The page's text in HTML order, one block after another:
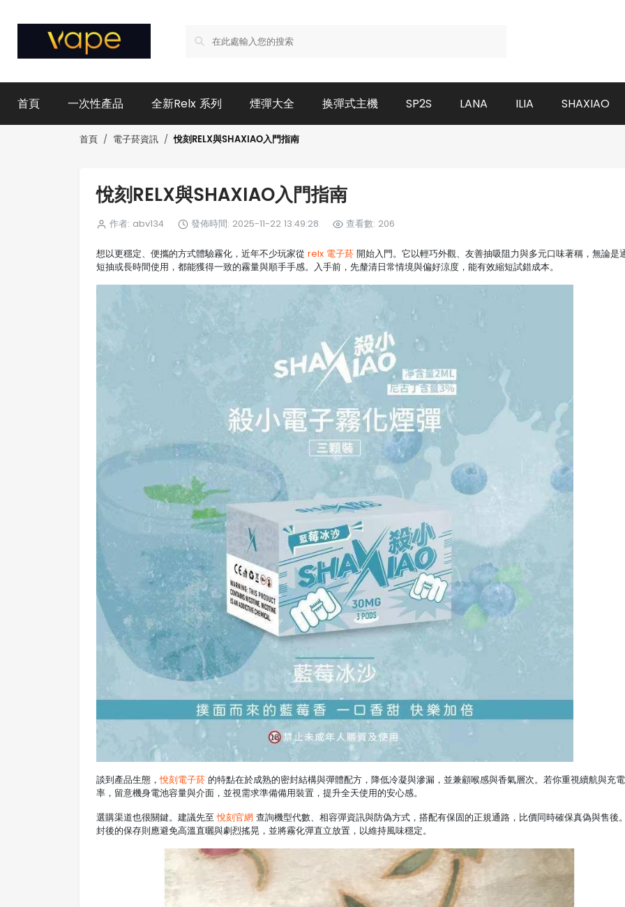
首頁 一次性產品 全新Relx 系列 煙彈大全 换彈式主機 SP2S LANA ILIA SHAXIAO
首頁 電子菸資訊 悅刻RELX與SHAXIAO入門指南
悅刻RELX與SHAXIAO入門指南
作者: abv134 發佈時間: 2025-11-22 13:49:28 查看數: 206
想以更穩定、便攜的方式體驗霧化，近年不少玩家從 relx 電子菸 開始入門。它以輕巧外觀、友善抽吸阻力與多元口味著稱，無論是
短抽或長時間使用，都能獲得一致的霧量與順手手感。入手前，先釐清日常情境與偏好涼度，能有效縮短試錯成本。
談到產品生態，悅刻電子菸 的特點在於成熟的密封結構與彈體配方，降低冷凝與滲漏，並兼顧喉感與香氣層次。若你重視續航與充
率，留意機身電池容量與介面，並視需求準備備用裝置，提升全天使用的安心感。
選購渠道也很關鍵。建議先至悅刻官網 查詢機型代數、相容彈資訊與防偽方式，搭配有保固的正規通路，比價同時確保真偽與售後
封後的保存則應避免高溫直曬與劇烈搖晃，並將霧化彈直立放置，以維持風味穩定。